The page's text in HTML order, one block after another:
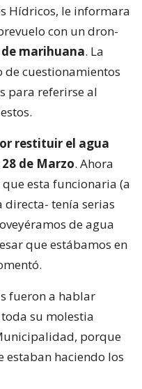
Hídricos, le informara
con un dron-
marihuana. La
cuestionamientos
para referirse al
restituir el agua
de Marzo. Ahora
esta funcionaria (a
directa- tenía serias
de agua
que estábamos en
fueron a hablar
su molestia
porque
haciendo los